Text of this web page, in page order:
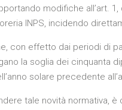
modifiche all’art.
INPS, incidendo
con effetto dai periodi di
la soglia dei cinquanta
solare precedente
tale novità normativa, è